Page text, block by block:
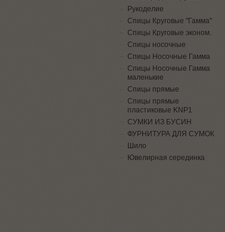
Рукоделие
Спицы Круговые "Гамма"
Спицы Круговые эконом.
Спицы носочные
Спицы Носочные Гамма
Спицы Носочные Гамма
маленькие
Спицы прямые
Спицы прямые
пластиковые KNP1
СУМКИ ИЗ БУСИН
ФУРНИТУРА ДЛЯ СУМОК
Шило
Ювелирная серединка